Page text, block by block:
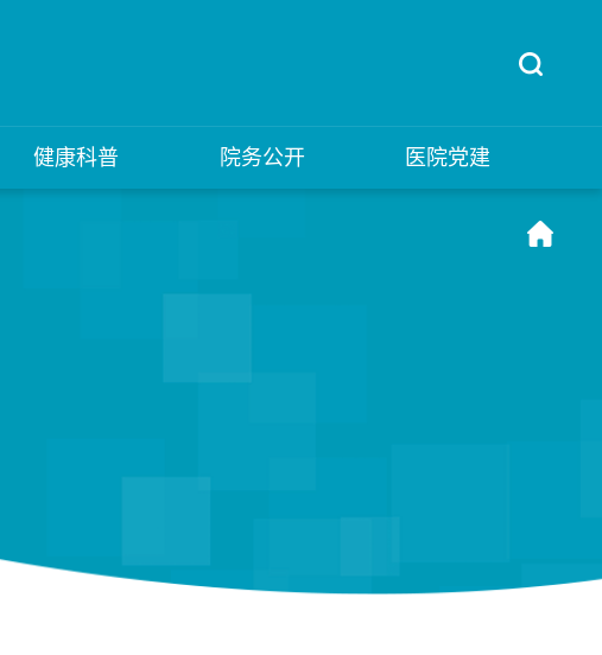
健康科普 院务公开 医院党建